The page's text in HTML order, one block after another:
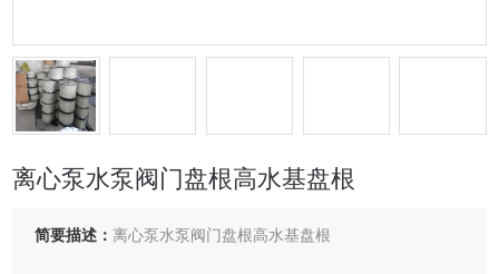
离心泵水泵阀门盘根高水基盘根
简要描述：离心泵水泵阀门盘根高水基盘根